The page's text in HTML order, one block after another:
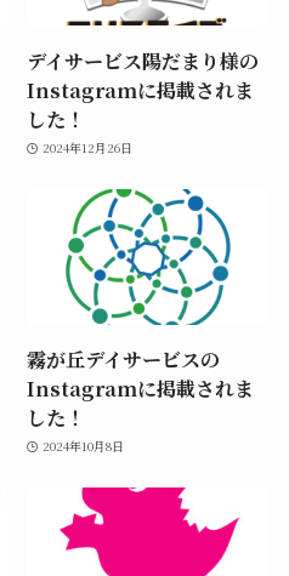
デイサービス陽だまり様の
Instagramに掲載されま
した！
2024年12月26日
霧が丘デイサービスの
Instagramに掲載されま
した！
2024年10月8日